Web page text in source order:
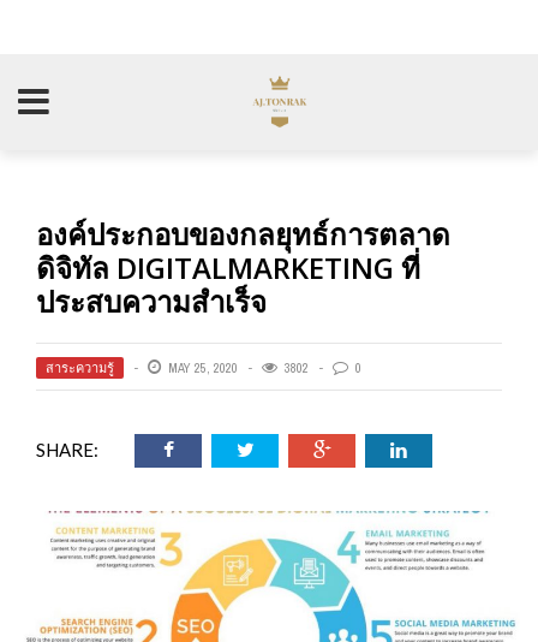
องค์ประกอบของกลยุทธ์การตลาด
ดิจิทัล DIGITALMARKETING ที่
ประสบความสำเร็จ
สาระความรู้ MAY 25, 2020 3802 0
SHARE: